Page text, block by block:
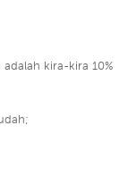
kira-kira 10%